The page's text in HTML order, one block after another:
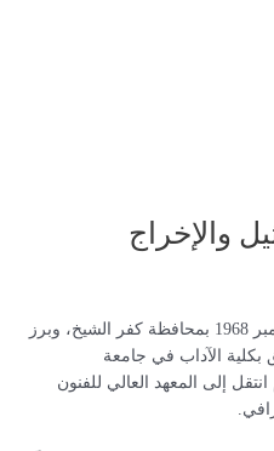
والإخراج
أما صبري فواز، فقد وُلد في 22 نوفمبر 1968 بمحافظة كفر الشيخ، وبرز
بكلية الآداب في جامعة
إلى المعهد العالي للفنون